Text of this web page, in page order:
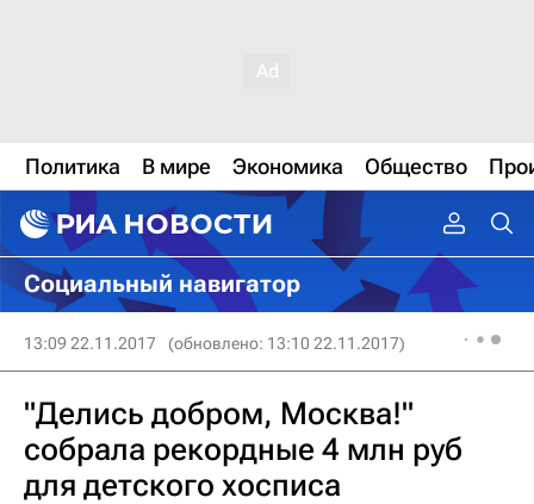
Политика В мире Экономика Общество
Социальный навигатор
13:09 22.11.2017 (обновлено: 13:10 22.11.2017)
"Делись добром, Москва!"
собрала рекордные 4 млн руб
для детского хосписа